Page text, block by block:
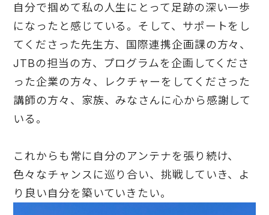
自分で掴めて私の人生にとって足跡の深い一歩
になったと感じている。そして、サポートをし
てくださった先生方、国際連携企画課の方々、
JTBの担当の方、プログラムを企画してくださ
った企業の方々、レクチャーをしてくださった
講師の方々、家族、みなさんに心から感謝して
いる。
これからも常に自分のアンテナを張り続け、
色々なチャンスに巡り合い、挑戦していき、よ
り良い自分を築いていきたい。